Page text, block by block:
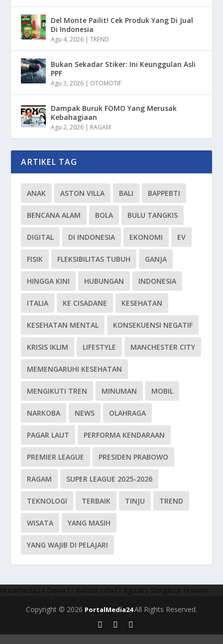
Del Monte Pailit! Cek Produk Yang Di Jual
Di Indonesia
Agu 4, 2026 |TREND
Bukan Sekadar Stiker: Ini Keunggulan Asli
PPF
Agu 3, 2026 | OTOMOTIF
Dampak Buruk FOMO Yang Merusak
Kebahagiaan
Agu 2, 2026 | RAGAM
ARTIKEL TAG
ANAK ASTON VILLA BALI BAPPEBTI
BENCANA ALAM BOLA BULU TANGKIS
DIGITAL DI INDONESIA EKONOMI EV
FISIK FLEKSIBILITAS TUBUH GANJA
HINGGA KINI HUBUNGAN INDONESIA
ITALIA KE CISADANE KESEHATAN
KESEHATAN MENTAL KONSEKUENSI NEGATIF
KRISIS IKLIM LIFESTYLE MANCHESTER CITY
MEMENGARUHI KESEHATAN
MENGIKUTI TREN MINUMAN MOBIL
NARKOBA NEWS OLAHRAGA
PAGAR LAUT PERFORMA KENDARAAN
PREMIER LEAGUE PRESIDEN PRABOWO
RAGAM SUPER LEAGUE 2025-2026
TEKNOLOGI TERBAIK TINJU TREND
WISATA YANG MASIH
YANG WAJIB DI PELAJARI
Nusamedia24 Dewa77 Rafa88 rafa77 Rgo365 Slotgacor Hokiwin
Copyright © 2026 PortalMedia24All Rights Reserved.